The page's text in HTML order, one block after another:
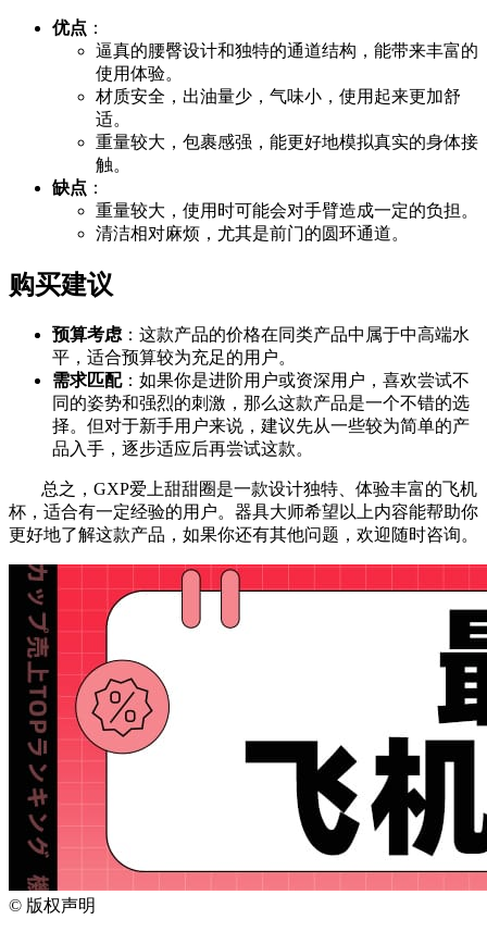
优点 ：
逼真的腰臀设计和独特的通道结构，能带来丰富的
使用体验。
材质安全，出油量少，气味小，使用起来更加舒
适。
重量较大，包裹感强，能更好地模拟真实的身体接
触。
缺点 ：
重量较大，使用时可能会对手臂造成一定的负担。
清洁相对麻烦，尤其是前门的圆环通道。
购买建议
预算考虑 ：这款产品的价格在同类产品中属于中高端水
平，适合预算较为充足的用户。
需求匹配：如果你是进阶用户或资深用户，喜欢尝试不
同的姿势和强烈的刺激，那么这款产品是一个不错的选
择。但对于新手用户来说，建议先从一些较为简单的产
品入手，逐步适应后再尝试这款。
总之，GXP爱上甜甜圈是一款设计独特、体验丰富的飞机
杯，适合有一定经验的用户。器具大师希望以上内容能帮助你
更好地了解这款产品，如果你还有其他问题，欢迎随时咨询。
© 版权声明